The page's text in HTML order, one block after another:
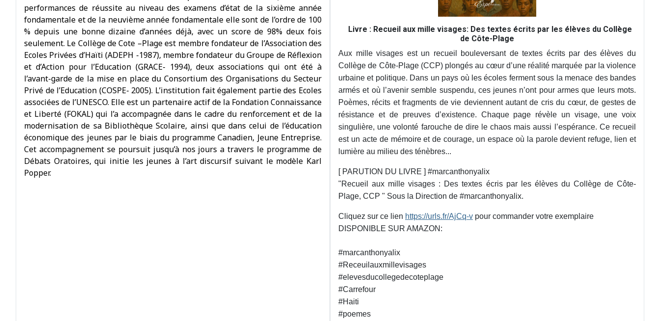
performances de réussite au niveau des examens d’état de la sixième année
fondamentale et de la neuvième année fondamentale elle sont de l’ordre de 100
% depuis une bonne dizaine d’années déjà, avec un score de 98% deux fois
seulement. Le Collège de Cote –Plage est membre fondateur de l’Association des
Ecoles Privées d’Haïti (ADEPH -1987), membre fondateur du Groupe de Réflexion
et d’Action pour l’Education (GRACE- 1994), deux associations qui ont été à
l’avant-garde de la mise en place du Consortium des Organisations du Secteur
Privé de l’Education (COSPE- 2005). L’institution fait également partie des Ecoles
associées de l’UNESCO. Elle est un partenaire actif de la Fondation Connaissance
et Liberté (FOKAL) qui l’a accompagnée dans le cadre du renforcement et de la
modernisation de sa Bibliothèque Scolaire, ainsi que dans celui de l’éducation
économique des jeunes par le biais du programme Canadien, Jeune Entreprise.
Cet accompagnement se poursuit jusqu’à nos jours a travers le programme de
Débats Oratoires, qui initie les jeunes à l’art discursif suivant le modèle Karl
Popper.
Livre : Recueil aux mille visages: Des textes écrits par les élèves du Collège
de Côte-Plage
Aux mille visages est un recueil bouleversant de textes écrits par des élèves du
Collège de Côte-Plage (CCP) plongés au cœur d’une réalité marquée par la violence
urbaine et politique. Dans un pays où les écoles ferment sous la menace des bandes
armés et où l’avenir semble suspendu, ces jeunes n’ont pour armes que leurs mots.
Poèmes, récits et fragments de vie deviennent autant de cris du cœur, de gestes de
résistance et de preuves d’existence. Chaque page révèle un visage, une voix
singulière, une volonté farouche de dire le chaos mais aussi l’espérance. Ce recueil
est un acte de mémoire et de courage, un espace où la parole devient refuge, lien et
lumière au milieu des ténèbres...
[ PARUTION DU LIVRE ] #marcanthonyalix
"Recueil aux mille visages : Des textes écris par les élèves du Collège de Côte-
Plage, CCP " Sous la Direction de #marcanthonyalix.
Cliquez sur ce lien https://urls.fr/AjCq-v pour commander votre exemplaire
DISPONIBLE SUR AMAZON:
#marcanthonyalix
#Receuilauxmillevisages
#elevesducollegedecoteplage
#Carrefour
#Haiti
#poemes